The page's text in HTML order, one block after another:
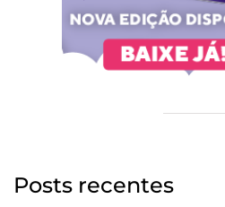
Posts recentes